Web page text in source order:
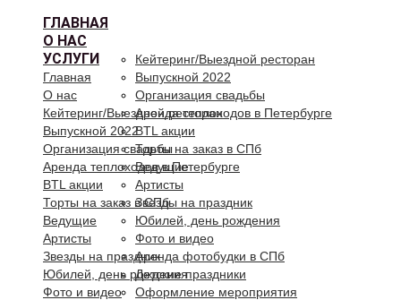
ГЛАВНАЯ
О НАС
УСЛУГИ
Кейтеринг/Выездной ресторан
Выпускной 2022
Организация свадьбы
Аренда теплоходов в Петербурге
BTL акции
Торты на заказ в СПб
Ведущие
Артисты
Звезды на праздник
Юбилей, день рождения
Фото и видео
Аренда фотобудки в СПб
Детские праздники
Оформление мероприятия
Главная
О нас
Кейтеринг/Выездной ресторан
Выпускной 2022
Организация свадьбы
Аренда теплоходов в Петербурге
BTL акции
Торты на заказ в СПб
Ведущие
Артисты
Звезды на праздник
Юбилей, день рождения
Фото и видео